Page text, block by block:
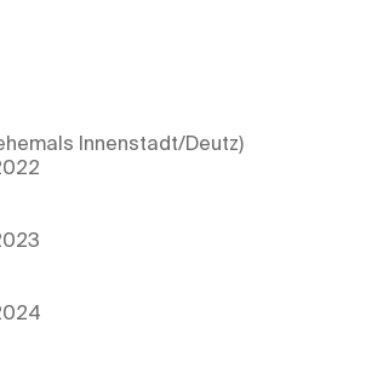
Innenstadt/Deutz)